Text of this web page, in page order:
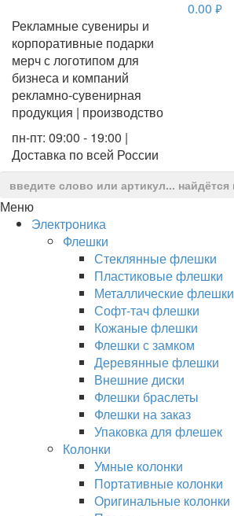
Рекламные сувениры и
корпоративные подарки
мерч с логотипом для
бизнеса и компаний
рекламно-сувенирная
продукция | производство
пн-пт: 09:00 - 19:00 |
Доставка по всей России
0.00 руб.
Меню
Электроника
Флешки
Стеклянные флешки
Пластиковые флешки
Металлические флешки
Софт-тач флешки
Кожаные флешки
Флешки с замком
Деревянные флешки
Внешние диски
Флешки браслеты
Флешки на заказ
Упаковка для флешек
Колонки
Умные колонки
Портативные колонки
Оригинальные колонки